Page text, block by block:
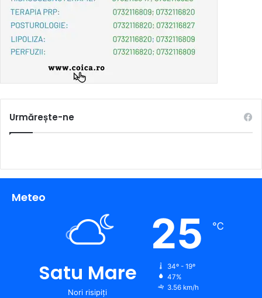
Urmărește-ne
Meteo
Satu Mare
Nori risipiți
25 ℃
34º - 19º
47%
3.56 km/h